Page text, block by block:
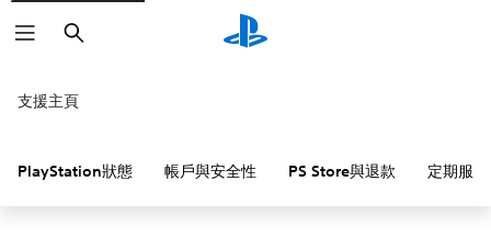
搜
尋
支援主頁
PlayStation狀態 帳戶與安全性 PS Store與退款 定期服務